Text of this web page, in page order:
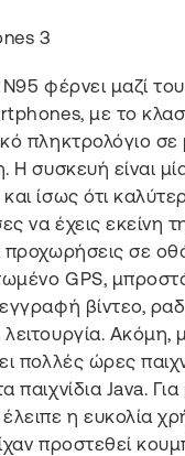
φέρνει μαζί
με το
πληκτρολόγιο
Η συσκευή είναι
ίσως ότι
να έχεις εκείνη
προχωρήσεις σε
GPS,
βίντεο,
Ακόμη,
πολλές ώρες
παιχνίδια Java.
η ευκολία
προστεθεί